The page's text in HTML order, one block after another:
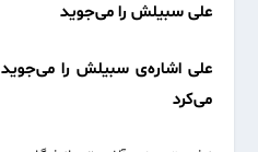
علی سبیلش را می‌جوید
علی اشاره‌ی سبیلش را می‌جوید
می‌کرد